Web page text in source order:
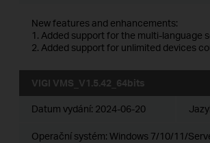
New features and enhancements:
1. Added support for the multi-language
2. Added support for unlimited devices
VIGI VMS_V1.5.42_64bits
Datum vydání: 2024-06-20
Operační systém: Windows 7/10/11/